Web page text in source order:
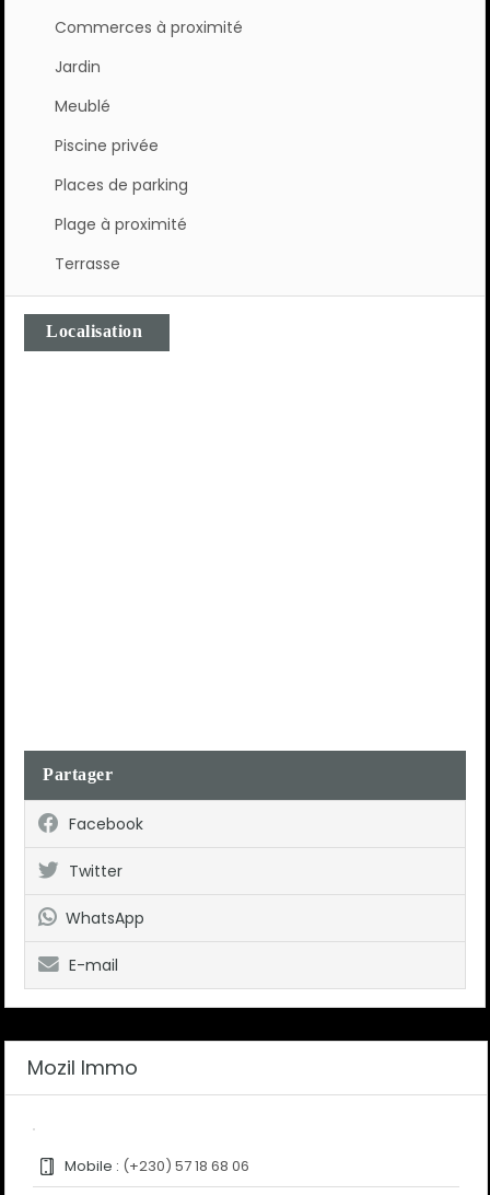
Commerces à proximité
Jardin
Meublé
Piscine privée
Places de parking
Plage à proximité
Terrasse
Localisation
Partager
Facebook
Twitter
WhatsApp
E-mail
Mozil Immo
Mobile : (+230) 57 18 68 06